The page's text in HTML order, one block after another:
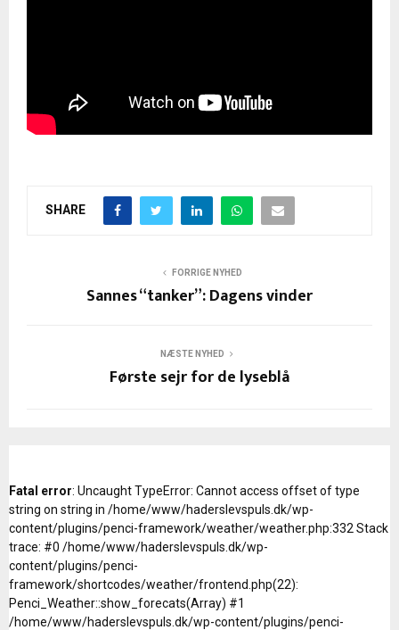
SHARE
FORRIGE NYHED
Sannes “tanker”: Dagens vinder
NÆSTE NYHED
Første sejr for de lyseblå
Fatal error: Uncaught TypeError: Cannot access offset of type
string on string in /home/www/haderslevspuls.dk/wp-
content/plugins/penci-framework/weather/weather.php:332 Stack
trace: #0 /home/www/haderslevspuls.dk/wp-
content/plugins/penci-
framework/shortcodes/weather/frontend.php(22):
Penci_Weather::show_forecats(Array) #1
/home/www/haderslevspuls.dk/wp-content/plugins/penci-